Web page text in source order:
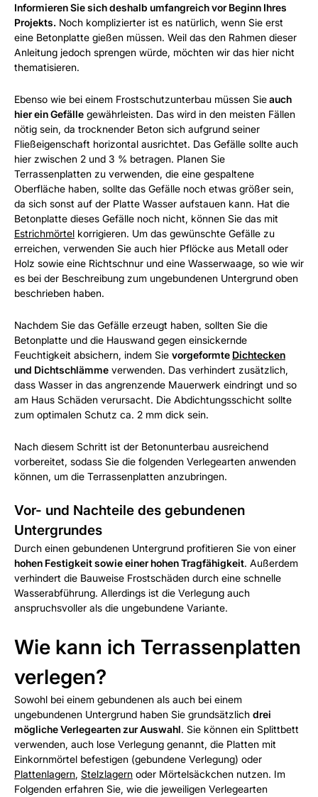
Informieren Sie sich deshalb umfangreich vor Beginn Ihres
Projekts. Noch komplizierter ist es natürlich, wenn Sie erst
eine Betonplatte gießen müssen. Weil das den Rahmen dieser
Anleitung jedoch sprengen würde, möchten wir das hier nicht
thematisieren.
Ebenso wie bei einem Frostschutzunterbau müssen Sieauch
hier ein Gefälle gewährleisten. Das wird in den meisten Fällen
nötig sein, da trocknender Beton sich aufgrund seiner
Fließeigenschaft horizontal ausrichtet. Das Gefälle sollte auch
hier zwischen 2 und 3 % betragen. Planen Sie
Terrassenplatten zu verwenden, die eine gespaltene
Oberfläche haben, sollte das Gefälle noch etwas größer sein,
da sich sonst auf der Platte Wasser aufstauen kann. Hat die
Betonplatte dieses Gefälle noch nicht, können Sie das mit
Estrichmörtel korrigieren. Um das gewünschte Gefälle zu
erreichen, verwenden Sie auch hier Pflöcke aus Metall oder
Holz sowie eine Richtschnur und eine Wasserwaage, so wie wir
es bei der Beschreibung zum ungebundenen Untergrund oben
beschrieben haben.
Nachdem Sie das Gefälle erzeugt haben, sollten Sie die
Betonplatte und die Hauswand gegen einsickernde
Feuchtigkeit absichern, indem Sie vorgeformte Dichtecken
und Dichtschlämme verwenden. Das verhindert zusätzlich,
dass Wasser in das angrenzende Mauerwerk eindringt und so
am Haus Schäden verursacht. Die Abdichtungsschicht sollte
zum optimalen Schutz ca. 2 mm dick sein.
Nach diesem Schritt ist der Betonunterbau ausreichend
vorbereitet, sodass Sie die folgenden Verlegearten anwenden
können, um die Terrassenplatten anzubringen.
Vor- und Nachteile des gebundenen
Untergrundes
Durch einen gebundenen Untergrund profitieren Sie von einer
hohen Festigkeit sowie einer hohen Tragfähigkeit. Außerdem
verhindert die Bauweise Frostschäden durch eine schnelle
Wasserabführung. Allerdings ist die Verlegung auch
anspruchsvoller als die ungebundene Variante.
Wie kann ich Terrassenplatten
verlegen?
Sowohl bei einem gebundenen als auch bei einem
ungebundenen Untergrund haben Sie grundsätzlich drei
mögliche Verlegearten zur Auswahl. Sie können ein Splittbett
verwenden, auch lose Verlegung genannt, die Platten mit
Einkornmörtel befestigen (gebundene Verlegung) oder
Plattenlagern, Stelzlagern oder Mörtelsäckchen nutzen. Im
Folgenden erfahren Sie, wie die jeweiligen Verlegearten